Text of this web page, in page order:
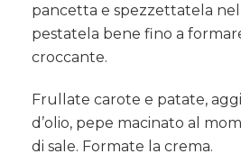
pancetta e spezzettatela
pestatela bene fino a
croccante.
Frullate carote e patate,
d’olio, pepe macinato al
di sale. Formate la crema.